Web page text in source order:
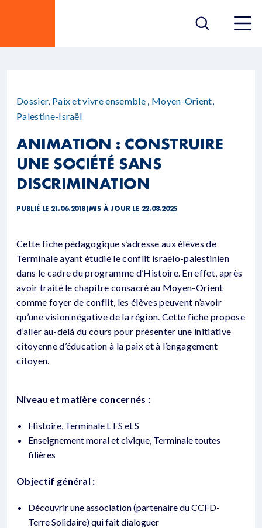
Dossier, Paix et vivre ensemble , Moyen-Orient,
Palestine-Israël
ANIMATION : CONSTRUIRE
UNE SOCIÉTÉ SANS
DISCRIMINATION
PUBLIÉ LE 21.06.2018| MIS À JOUR LE 22.08.2025
Cette fiche pédagogique s’adresse aux élèves de
Terminale ayant étudié le conflit israélo-palestinien
dans le cadre du programme d’Histoire. En effet, après
avoir traité le chapitre consacré au Moyen-Orient
comme foyer de conflit, les élèves peuvent n’avoir
qu’une vision négative de la région. Cette fiche propose
d’aller au-delà du cours pour présenter une initiative
citoyenne d’éducation à la paix et à l’engagement
citoyen.
Niveau et matière concernés :
Histoire, Terminale L ES et S
Enseignement moral et civique, Terminale toutes
filières
Objectif général :
Découvrir une association (partenaire du CCFD-
Terre Solidaire) qui fait dialoguer